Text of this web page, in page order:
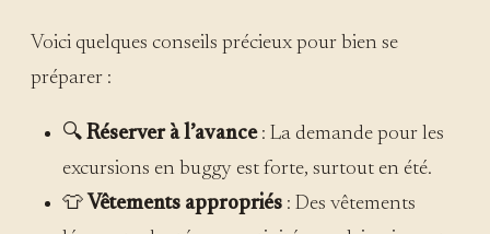
Voici quelques conseils précieux pour bien se
préparer :
🔍 Réserver à l’avance: La demande pour les
excursions en buggy est forte, surtout en été.
👕 Vêtements appropriés: Des vêtements